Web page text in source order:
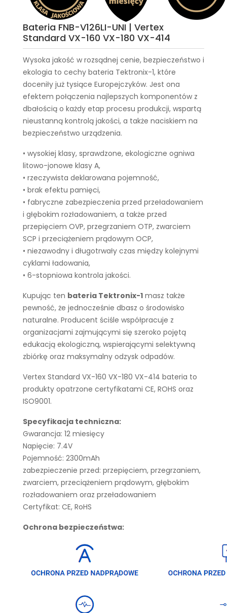
Bateria FNB-V126LI-UNI | Vertex
Standard VX-160 VX-180 VX-414
Wysoka jakość w rozsądnej cenie, bezpieczeństwo i
ekologia to cechy bateria Tektronix-1, które
doceniły już tysiące Europejczyków. Jest ona
efektem połączenia najlepszych komponentów z
dbałością o każdy etap procesu produkcji, wspartą
nieustanną kontrolą jakości, a także naciskiem na
bezpieczeństwo urządzenia.
• wysokiej klasy, sprawdzone, ekologiczne ogniwa
litowo-jonowe klasy A,
• rzeczywista deklarowana pojemność,
• brak efektu pamięci,
• fabryczne zabezpieczenia przed przeładowaniem
i głębokim rozładowaniem, a także przed
przepięciem OVP, przegrzaniem OTP, zwarciem
SCP i przeciążeniem prądowym OCP,
• niezawodny i długotrwały czas między kolejnymi
cyklami ładowania,
• 6-stopniowa kontrola jakości.
Kupując ten bateria Tektronix-1 masz także
pewność, że jednocześnie dbasz o środowisko
naturalne. Producent ściśle współpracuje z
organizacjami zajmującymi się szeroko pojętą
edukacją ekologiczną, wspierającymi selektywną
zbiórkę oraz maksymalny odzysk odpadów.
Vertex Standard VX-160 VX-180 VX-414 bateria to
produkty opatrzone certyfikatami CE, ROHS oraz
ISO9001.
Specyfikacja techniczna:
Gwarancja: 12 miesięcy
Napięcie: 7.4V
Pojemność: 2300mAh
zabezpieczenie przed: przepięciem, przegrzaniem,
zwarciem, przeciążeniem prądowym, głębokim
rozładowaniem oraz przeładowaniem
Certyfikat: CE, RoHS
Ochrona bezpieczeństwa: